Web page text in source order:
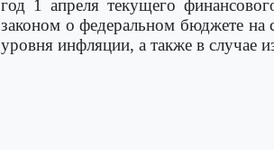
год 1 апреля текущего
законом о федеральном бюджете на
уровня инфляции, а также в случае